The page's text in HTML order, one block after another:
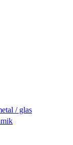
/ glas